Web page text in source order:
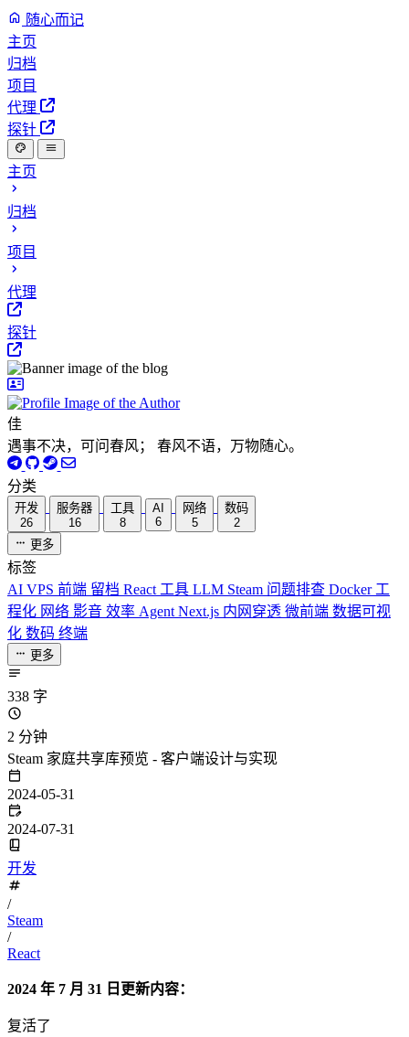
随心而记
主页
归档
项目
代理
探针
主页
归档
项目
代理
探针
佳
遇事不决，可问春风； 春风不语，万物随心。
分类
开发
26
服务器
16
工具
8
AI
6
网络
5
数码
2
更多
标签
AI VPS 前端 留档 React 工具 LLM Steam 问题排查 Docker 工
程化 网络 影音 效率 Agent Next.js 内网穿透 微前端 数据可视
化 数码 终端
更多
338 字
2 分钟
Steam 家庭共享库预览 - 客户端设计与实现
2024-05-31
2024-07-31
开发
/
Steam
/
React
2024 年 7 月 31 日更新内容：
复活了